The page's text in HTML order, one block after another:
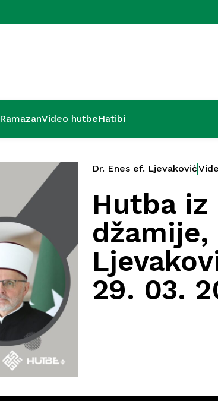
RamazanVideo hutbeHatibi
Dr. Enes ef. Ljevaković
Hutba iz
džamije,
29. 03.